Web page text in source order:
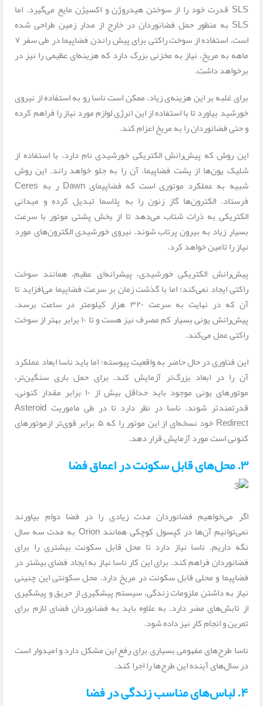
SLS قدرت خود را از سوختن هیدروژن و اکسیژن مایع می‌گیرد. اما
SLS به منظور حمل فضانوردان در خارج از مدار زمین طراحی شده
است. استفاده از سوخت راکتی برای پیش راندن فضاپیما در طی سفر ۷
ماهه به مریخ، نیاز به مخزنی بزرگ دارد که هزینه‌ای عظیمی را نیز در
برخواهد داشت.
برای غلبه بر این هزینه‌ی زیاد، ممکن است ناسا رو به استفاده از نیروی
خورشید بیاورد تا با استفاده از این انرژی لوازم مورد نیاز را فراهم کرده
و حتی فضانوردان را به مریخ اعزام کند.
این روش که پیش‌رانش الکتریکی خورشیدی نام دارد، با استفاده از
شلیک یون‌ها از پشت فضاپیما، آن را به جلو خواهد راند. این روش
شبیه به عملکرد موتوری است که فضاپیمای Dawn ر به Ceres
فرستاد. الکترون‌ها گاز زنون را به پلاسما تبدیل کرده و میدانی
الکتریکی به ذرات شتاب می‌دهد تا از بخش پشتی موتور با سرعت
بسیار زیاد به بیرون پرتاب شوند. نیروی خورشیدی الکترون‌های مورد
نیاز را تامین خواهد کرد.
پیش‌رانش الکتریکی خورشیدی، پیشرانه‌ای عظیم، همانند سوخت
راکتی ایجاد نمی‌کند؛ اما با گذشت زمان بر سرعت فضاپیما می‌افزاید تا
آن که در نهایت به سرعت ۳۲۰ هزار کیلومتر در ساعت برسد.
پیش‌رانش یونی بسیار کم مصرف نیز هست و تا ۱۰ برابر بهتر از سوخت
راکتی عمل می‌کند.
این فناوری در حال حاضر به واقعیت پیوسته؛ اما باید ناسا ابعاد عملکرد
آن را در ابعاد بزرگ‌تر آزمایش کند. برای حمل باری سنگین‌تر،
موتورهای یونی موجود باید حداقل بیش از ۱۰ برابر مقدار کنونی،
قدرتمندتر شوند. ناسا در نظر دارد تا در طی ماموریت Asteroid
Redirect خود نسخه‌ای از این موتور را که ۵ برابر قوی‌تر ازموتورهای
کنونی است مورد آزمایش قرار دهد.
۳. محل‌های قابل سکونت در اعماق فضا
اگر می‌خواهیم فضانوردان مدت زیادی را در فضا دوام بیاورند
نمی‌توانیم آن‌ها در کپسول کوچکی همانند Orion به مدت سه سال
نگه داریم. ناسا نیاز دارد تا محل قابل سکونت بیشتری را برای
فضانوردان فراهم کند. برای این کار ناسا نیاز به ایجاد فضای بیشتر در
فضاپیما و محلی قابل سکونت در مریخ دارد. محل سکونتی این چنینی
نیاز به داشتن ملزومات زندگی، سیستم پیشگیری از حریق و پیشگیری
از تابش‌های مضر دارد. به علاوه باید به فضانوردان فضای لازم برای
تمرین و انجام کار نیز داده شود.
ناسا طرح‌های مفهومی بسیاری برای رفع این مشکل دارد و امیدوار است
در سال‌های آینده این طرح‌ها را اجرا کند.
۴. لباس‌های مناسب زندگی در فضا